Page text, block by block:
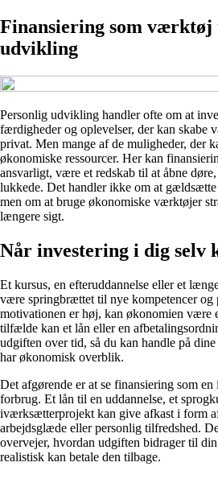
Finansiering som værktøj
udvikling
Personlig udvikling handler ofte om at
færdigheder og oplevelser, der kan skabe
privat. Men mange af de muligheder, der
økonomiske ressourcer. Her kan
ansvarligt, være et redskab til at åbne
lukkede. Det handler ikke om at
men om at bruge økonomiske værktøjer
længere sigt.
Når investering i dig selv
Et kursus, en efteruddannelse eller et
være springbrættet til nye kompetencer og
motivationen er høj, kan økonomien være
tilfælde kan et lån eller en
udgiften over tid, så du kan handle på
har økonomisk overblik.
Det afgørende er at se finansiering som
forbrug. Et lån til en uddannelse, et
iværksætterprojekt kan give afkast i form
arbejdsglæde eller personlig tilfredshed.
overvejer, hvordan udgiften bidrager til
realistisk kan betale den tilbage.